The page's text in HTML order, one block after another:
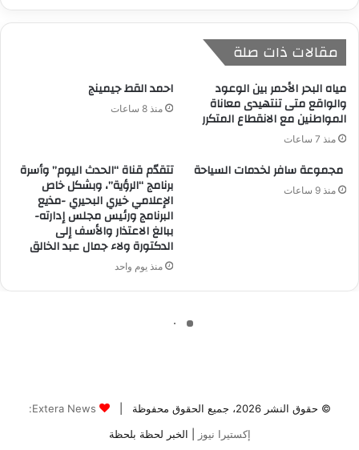
© حقوق النشر 2026، جميع الحقوق محفوظة |
Extera News:
إكستيرا نيوز
| الخبر لحظة بلحظة